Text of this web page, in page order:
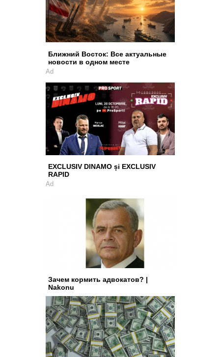
Ближний Восток: Все актуальные
новости в одном месте
Ad
EXCLUSIV DINAMO și EXCLUSIV
RAPID
Ad
Зачем кормить адвокатов? |
Nakonu